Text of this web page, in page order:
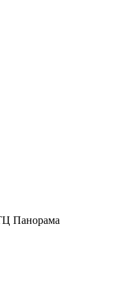
Панорама